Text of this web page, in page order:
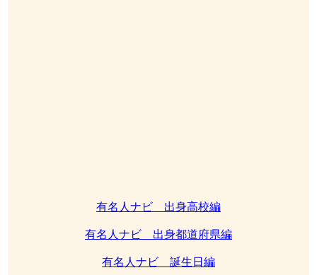
有名人ナビ 出身高校編
有名人ナビ 出身都道府県編
有名人ナビ 誕生日編